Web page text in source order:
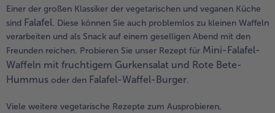
Einer der großen Klassiker der vegetarischen und veganen Küche
sind Falafel. Diese können Sie auch problemlos zu kleinen Waffeln
verarbeiten und als Snack auf einem geselligen Abend mit den
Freunden reichen. Probieren Sie unser Rezept für Mini-Falafel-
Waffeln mit fruchtigem Gurkensalat und Rote Bete-
Hummus oder den Falafel-Waffel-Burger.
Viele weitere vegetarische Rezepte zum Ausprobieren,